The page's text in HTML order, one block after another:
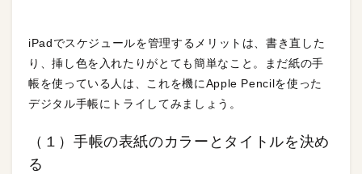
iPadでスケジュールを管理するメリットは、書き直した
り、挿し色を入れたりがとても簡単なこと。まだ紙の手
帳を使っている人は、これを機にApple Pencilを使った
デジタル手帳にトライしてみましょう。
（１）手帳の表紙のカラーとタイトルを決め
る